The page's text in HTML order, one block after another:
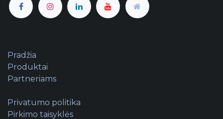
Pradžia
Produktai
Partneriams
Privatumo politika
Pirkimo taisyklės